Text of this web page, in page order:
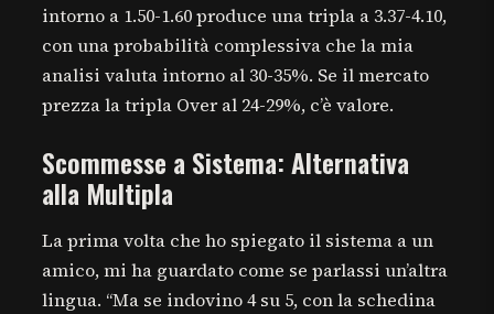
intorno a 1.50-1.60 produce una tripla a 3.37-4.10,
con una probabilità complessiva che la mia
analisi valuta intorno al 30-35%. Se il mercato
prezza la tripla Over al 24-29%, c’è valore.
Scommesse a Sistema: Alternativa
alla Multipla
La prima volta che ho spiegato il sistema a un
amico, mi ha guardato come se parlassi un’altra
lingua. “Ma se indovino 4 su 5, con la schedina